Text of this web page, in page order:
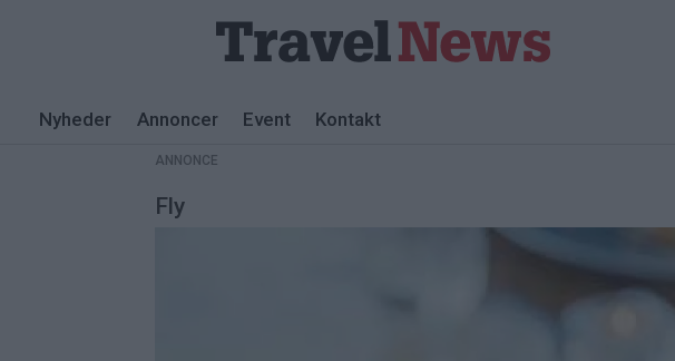
Nyheder Annoncer Event Kontakt
ANNONCE
Fly